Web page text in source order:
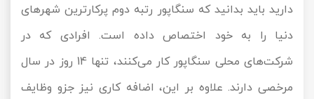
دارید باید بدانید که سنگاپور رتبه دوم پرکارترین شهرهای
دنیا را به خود اختصاص داده است. افرادی که در
شرکت‌های محلی سنگاپور کار می‌کنند، تنها 14 روز در سال
مرخصی دارند. علاوه بر این، اضافه کاری نیز جزو وظایف